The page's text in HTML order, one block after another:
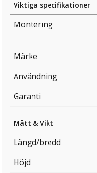
Viktiga specifikationer
Montering
Märke
Användning
Garanti
Mått & Vikt
Längd/bredd
Höjd